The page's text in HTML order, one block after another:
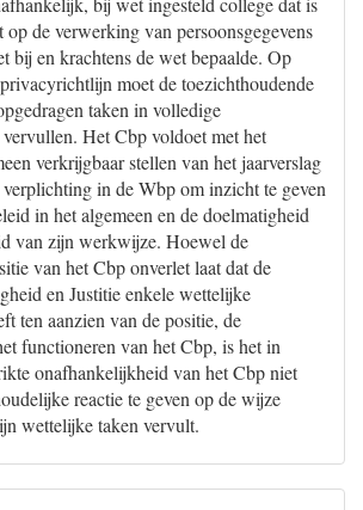
op de verwerking van persoonsgegevens
bij en krachtens de wet bepaalde. Op
moet de toezichthoudende
taken in volledige
Het Cbp voldoet met het
verkrijgbaar stellen van het jaarverslag
in de Wbp om inzicht te geven
in het algemeen en de doelmatigheid
van zijn werkwijze. Hoewel de
van het Cbp onverlet laat dat de
en Justitie enkele wettelijke
ten aanzien van de positie, de
functioneren van het Cbp, is het in
onafhankelijkheid van het Cbp niet
reactie te geven op de wijze
wettelijke taken vervult.